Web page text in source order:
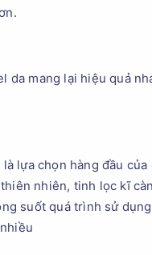
mang lại hiệu quả
là lựa chọn hàng đầu
nhiên, tinh lọc kĩ
suốt quá trình sử